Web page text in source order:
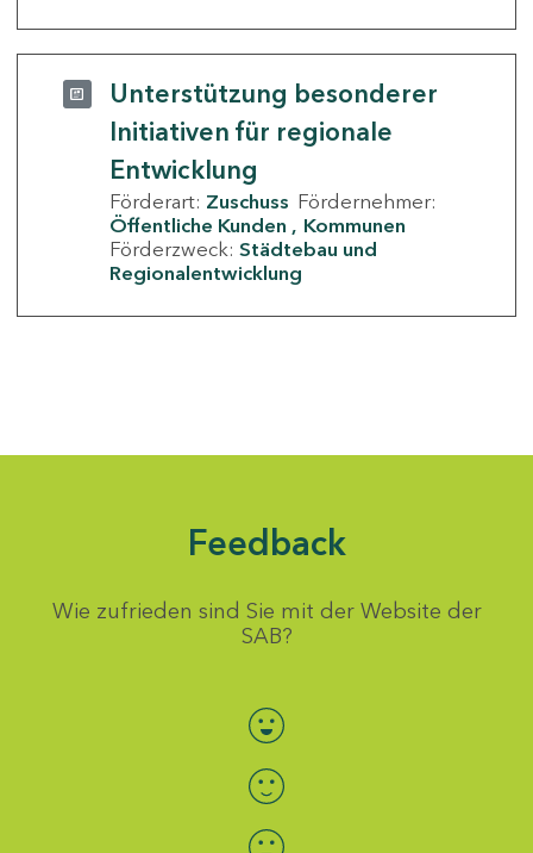
Unterstützung besonderer
Initiativen für regionale
Entwicklung
Förderart: Zuschuss Fördernehmer:
Öffentliche Kunden
Kommunen
Förderzweck: Städtebau und
Regionalentwicklung
Feedback
Wie zufrieden sind Sie mit der Website der
SAB?
Bewertung auswählen